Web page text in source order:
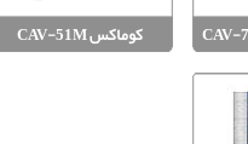
کوماکس CAV-51M